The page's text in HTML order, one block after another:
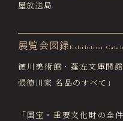
屋放送局
展覧会図録 Exhibition
徳川美術館・蓬左文庫開
張徳川家 名品のすべて」
「国宝・重要文化財の全